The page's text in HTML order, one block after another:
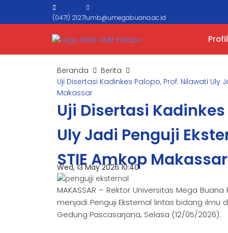
(0471) 21271umb@umegabuana.ac.id
Profil
Beranda
Berita
Uji Disertasi Kadinkes Palopo, Prof. Nilawati Uly
Makassar
Uji Disertasi
Uly Jadi Penguji
STIE Amkop Makassar
Wed, 13 May 2026 10:40
MAKASSAR – Rektor Universitas Mega Buana
menjadi Penguji Eksternal lintas bidang ilmu
Gedung Pascasarjana, Selasa (12/05/2026).